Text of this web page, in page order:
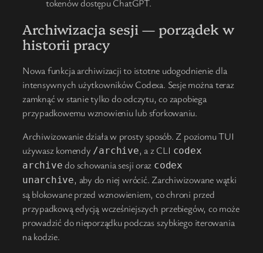
tokenów dostępu ChatGPT.
Archiwizacja sesji — porządek w
historii pracy
Nowa funkcja archiwizacji to istotne udogodnienie dla
intensywnych użytkowników Codexa. Sesje można teraz
zamknąć w stanie tylko do odczytu, co zapobiega
przypadkowemu wznowieniu lub sforkowaniu.
Archiwizowanie działa w prosty sposób. Z poziomu TUI
używasz komendy /archive, a z CLI codex
archive do schowania sesji oraz codex
unarchive, aby do niej wrócić. Zarchiwizowane wątki
są blokowane przed wznowieniem, co chroni przed
przypadkową edycją wcześniejszych przebiegów, co może
prowadzić do nieporządku podczas szybkiego iterowania
na kodzie.